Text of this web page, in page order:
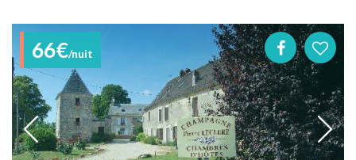
66€/nuit